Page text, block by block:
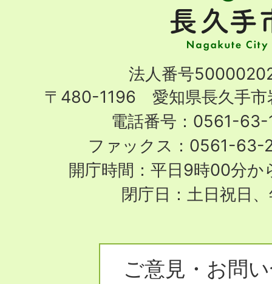
手
市
City
法人番号
〒480-1196 愛知県長久手市
電話番号：0561-63-
ファックス：0561-63-
開庁時間：平日9時00分
閉庁日：土日祝日
ご意見・お問